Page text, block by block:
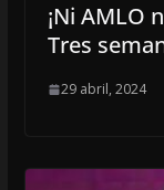
¡Ni AMLO
Tres
29 abril, 2024